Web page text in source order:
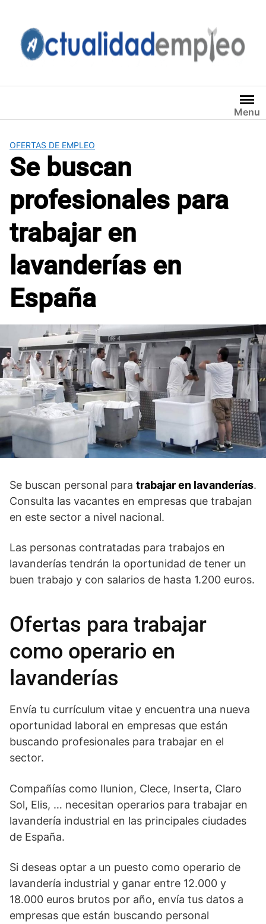
contenido
Menu
OFERTAS DE EMPLEO
Se buscan
profesionales para
trabajar en
lavanderías en
España
Se buscan personal para trabajar en lavanderías.
Consulta las vacantes en empresas que trabajan
en este sector a nivel nacional.
Las personas contratadas para trabajos en
lavanderías tendrán la oportunidad de tener un
buen trabajo y con salarios de hasta 1.200 euros.
Ofertas para trabajar
como operario en
lavanderías
Envía tu currículum vitae y encuentra una nueva
oportunidad laboral en empresas que están
buscando profesionales para trabajar en el
sector.
Compañías como Ilunion, Clece, Inserta, Claro
Sol, Elis, … necesitan operarios para trabajar en
lavandería industrial en las principales ciudades
de España.
Si deseas optar a un puesto como operario de
lavandería industrial y ganar entre 12.000 y
18.000 euros brutos por año, envía tus datos a
empresas que están buscando personal